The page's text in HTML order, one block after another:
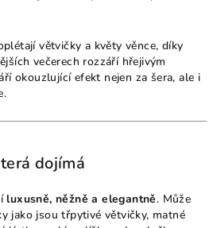
větvičky a květy věnce, díky
večerech rozzáří hřejivým
okouzlující efekt nejen za šera, ale i
dojímá
luxusně, něžně a elegantně. Může
jako jsou třpytivé větvičky, matné